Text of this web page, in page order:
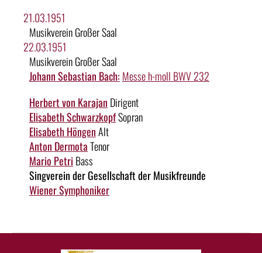
21.03.1951
Musikverein Großer Saal
22.03.1951
Musikverein Großer Saal
Johann Sebastian Bach: Messe h-moll BWV 232
Herbert von Karajan Dirigent
Elisabeth SchwarzkopfSopran
Elisabeth HöngenAlt
Anton DermotaTenor
Mario Petri Bass
Singverein der Gesellschaft der Musikfreunde
Wiener Symphoniker